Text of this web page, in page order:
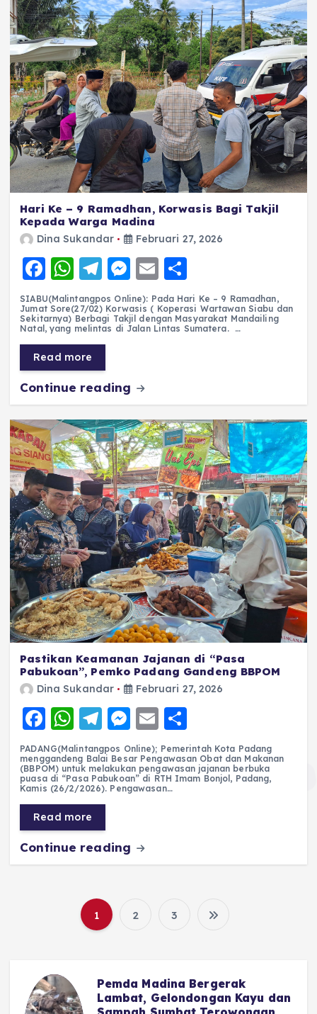
Hari Ke – 9 Ramadhan, Korwasis Bagi Takjil
Kepada Warga Madina
Dina Sukandar Februari 27, 2026
F
a
c
e
b
o
o
k
W
h
a
ts
A
p
p
T
el
e
g
a
m
M
e
ss
e
g
er
E
m
ai
l
h
a
re
SIABU(Malintangpos Online): Pada Hari Ke – 9 Ramadhan,
Jumat Sore(27/02) Korwasis ( Koperasi Wartawan Siabu dan
Sekitarnya) Berbagi Takjil dengan Masyarakat ​Mandailing
Natal, yang melintas di Jalan Lintas Sumatera. …
Read more
Continue reading
Pastikan Keamanan Jajanan di “Pasa
Pabukoan”, Pemko Padang Gandeng BBPOM
Dina Sukandar Februari 27, 2026
F
a
c
e
b
o
o
W
h
a
ts
A
p
p
T
el
e
g
r
a
m
M
e
ss
e
er
E
m
ai
l
h
a
re
PADANG(Malintangpos Online); Pemerintah Kota Padang
menggandeng Balai Besar Pengawasan Obat dan Makanan
(BBPOM) untuk melakukan pengawasan jajanan berbuka
puasa di “Pasa Pabukoan” di RTH Imam Bonjol, Padang,
Kamis (26/2/2026). Pengawasan…
Read more
Continue reading
n
1 2 3
Advocat Nasional : Hal Kecil
Saja DPRD Tidak Berani,